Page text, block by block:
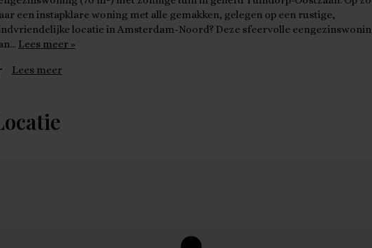
een instapklare woning met alle gemakken, gelegen op een rustige,
locatie in Amsterdam-Noord? Deze sfeervolle
Lees meer »
Lees meer